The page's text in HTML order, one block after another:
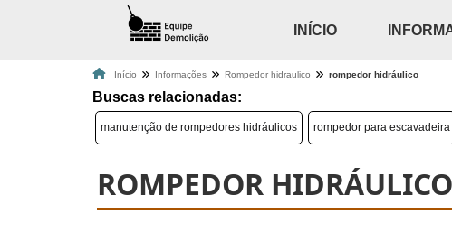
INÍCIO
Início Informações Rompedor hidraulico rompedor hidráulico
Buscas relacionadas:
manutenção de rompedores hidráulicos rompedor para escavadeira
ROMPEDOR HIDRÁULICO